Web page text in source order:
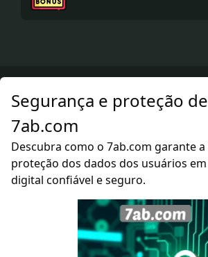
Segurança e proteção
7ab.com
Descubra como o 7ab.com garante
proteção dos dados dos usuários
digital confiável e seguro.